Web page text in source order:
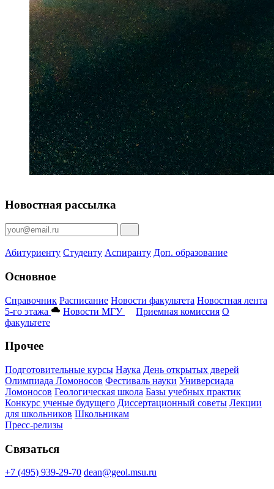
Новостная рассылка
Абитуриенту Студенту Аспиранту Доп. образование
Основное
Справочник Расписание Новости факультета Новостная лента
5-го этажа
Новости МГУ Приемная комиссия О
факультете
Прочее
Подготовительные курсы Наука День открытых дверей
Олимпиада Ломоносов Фестиваль науки Универсиада
Ломоносов Геологическая школа Базы учебных практик
Конкурс ученые будущего Диссертационный советы Лекции
для школьников Школьникам
Пресс-релизы
Связаться
+7 (495) 939-29-70 dean@geol.msu.ru